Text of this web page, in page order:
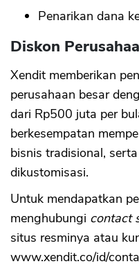
Penarikan dana
Diskon
Xendit memberikan
perusahaan besar
dari Rp500 juta per
berkesempatan
bisnis tradisional,
dikustomisasi.
Untuk mendapatkan
menghubungi contact
situs resminya atau
www.xendit.co/id/